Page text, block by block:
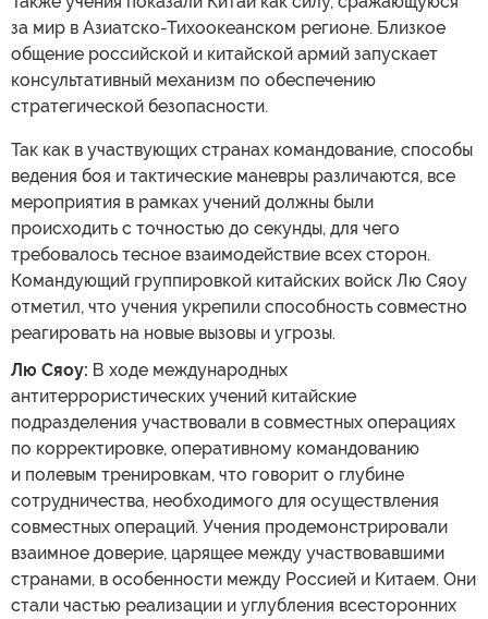
за мир в Азиатско-Тихоокеанском регионе. Близкое
общение российской и китайской армий запускает
консультативный механизм по обеспечению
стратегической безопасности.
Так как в участвующих странах командование, способы
ведения боя и тактические маневры различаются, все
мероприятия в рамках учений должны были
происходить с точностью до секунды, для чего
требовалось тесное взаимодействие всех сторон.
Командующий группировкой китайских войск Лю Сяоу
отметил, что учения укрепили способность совместно
реагировать на новые вызовы и угрозы.
Лю Сяоу: В ходе международных
антитеррористических учений китайские
подразделения участвовали в совместных операциях
по корректировке, оперативному командованию
и полевым тренировкам, что говорит о глубине
сотрудничества, необходимого для осуществления
совместных операций. Учения продемонстрировали
взаимное доверие, царящее между участвовавшими
странами, в особенности между Россией и Китаем. Они
стали частью реализации и углубления всесторонних